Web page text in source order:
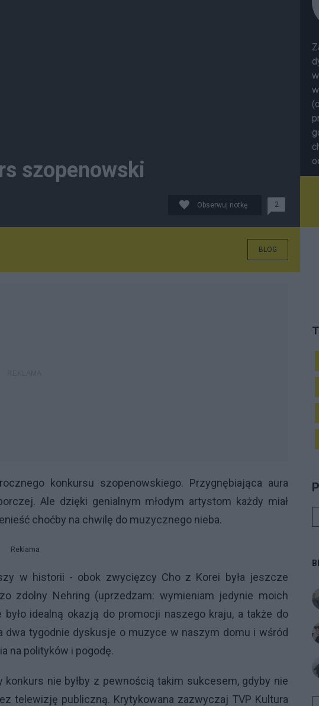
szopenowski
Obserwuj notkę 2
BLOG
konkursu szopenowskiego. Przygnębiająca aura
Ale dzięki genialnym młodym artystom każdy miał
choćby na chwilę do muzycznego nieba.
Reklama
w historii - obok zwycięzcy Cho z Korei była jeszcze
zdolny Nehring (uprzedzam: wymieniam jedynie moich
idealną okazją do promocji naszego kraju, a także do
tygodnie dyskusje o muzyce w naszym domu i wśród
na polityków i pogodę.
nie byłby z pewnością takim sukcesem, gdyby nie
telewizję publiczną. Krytykowana zazwyczaj TVP Kultura